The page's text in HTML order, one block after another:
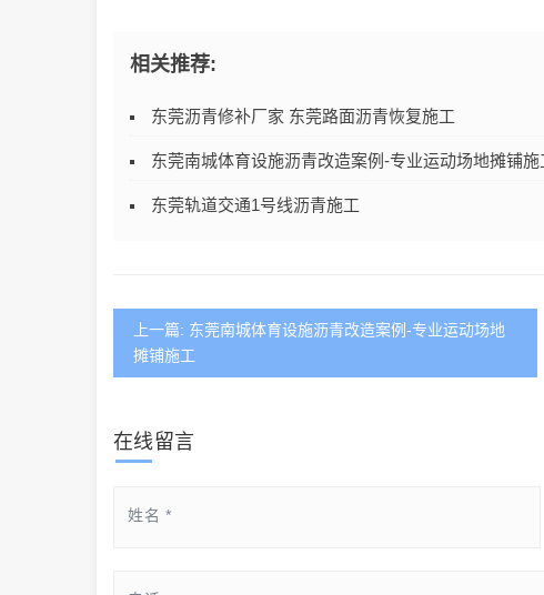
相关推荐:
东莞沥青修补厂家 东莞路面沥青恢复施工
东莞南城体育设施沥青改造案例-专业运动场地摊铺施
东莞轨道交通1号线沥青施工
上一篇: 东莞南城体育设施沥青改造案例-专业运动场地
摊铺施工
在线留言